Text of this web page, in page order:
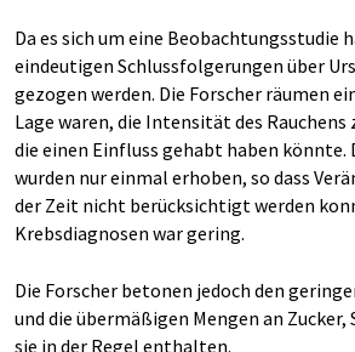
Da es sich um eine Beobachtungsstudie
eindeutigen Schlussfolgerungen über
gezogen werden. Die Forscher räumen
Lage waren, die Intensität des
die einen Einfluss gehabt haben könnte.
wurden nur einmal erhoben, so dass
der Zeit nicht berücksichtigt werden
Krebsdiagnosen war gering.
Die Forscher betonen jedoch den
und die übermäßigen Mengen an Zucker,
sie in der Regel enthalten.